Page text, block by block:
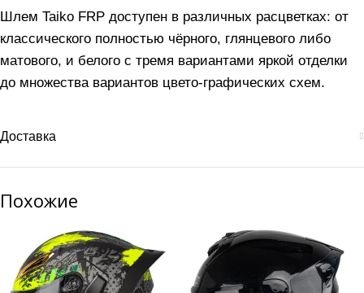
Шлем Taiko FRP доступен в различных расцветках: от
классического полностью чёрного, глянцевого либо
матового, и белого с тремя вариантами яркой отделки
до множества вариантов цвето-графических схем.
Доставка
Похожие